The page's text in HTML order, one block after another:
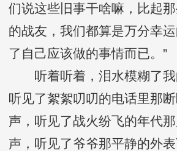
们说这些旧事干啥嘛，比起
的战友，我们都算是万分幸
了自己应该做的事情而已。”
听着听着，泪水模糊了我
听见了絮絮叨叨的电话里那
声，听见了战火纷飞的年代
声，听见了爷爷那平静的外